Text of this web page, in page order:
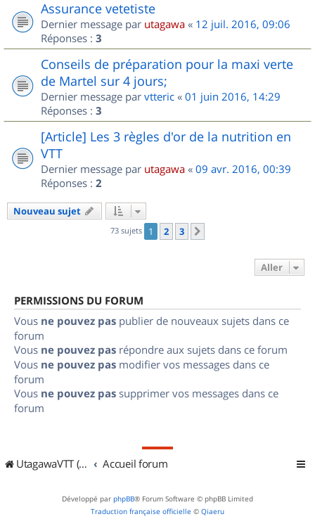
Assurance vetetiste
Dernier message par utagawa « 12 juil. 2016, 09:06
Réponses : 3
Conseils de préparation pour la maxi verte
de Martel sur 4 jours;
Dernier message par vtteric « 01 juin 2016, 14:29
Réponses : 3
[Article] Les 3 règles d'or de la nutrition en
VTT
Dernier message par utagawa « 09 avr. 2016, 00:39
Réponses : 2
Nouveau sujet
73 sujets 1 2 3
Aller
PERMISSIONS DU FORUM
Vous ne pouvez pas publier de nouveaux sujets dans ce
forum
Vous ne pouvez pas répondre aux sujets dans ce forum
Vous ne pouvez pas modifier vos messages dans ce
forum
Vous ne pouvez pas supprimer vos messages dans ce
forum
UtagawaVTT (Randos VTT et VTTAE avec traces GPS) Accueil forum
Développé par phpBB® Forum Software © phpBB Limited
Traduction française officielle © Qiaeru